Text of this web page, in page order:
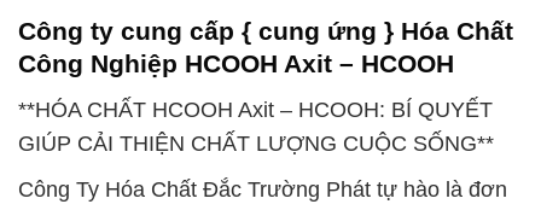
Công ty cung cấp { cung ứng } Hóa Chất
Công Nghiệp HCOOH Axit – HCOOH
**HÓA CHẤT HCOOH Axit – HCOOH: BÍ QUYẾT
GIÚP CẢI THIỆN CHẤT LƯỢNG CUỘC SỐNG**
Công Ty Hóa Chất Đắc Trường Phát tự hào là đơn